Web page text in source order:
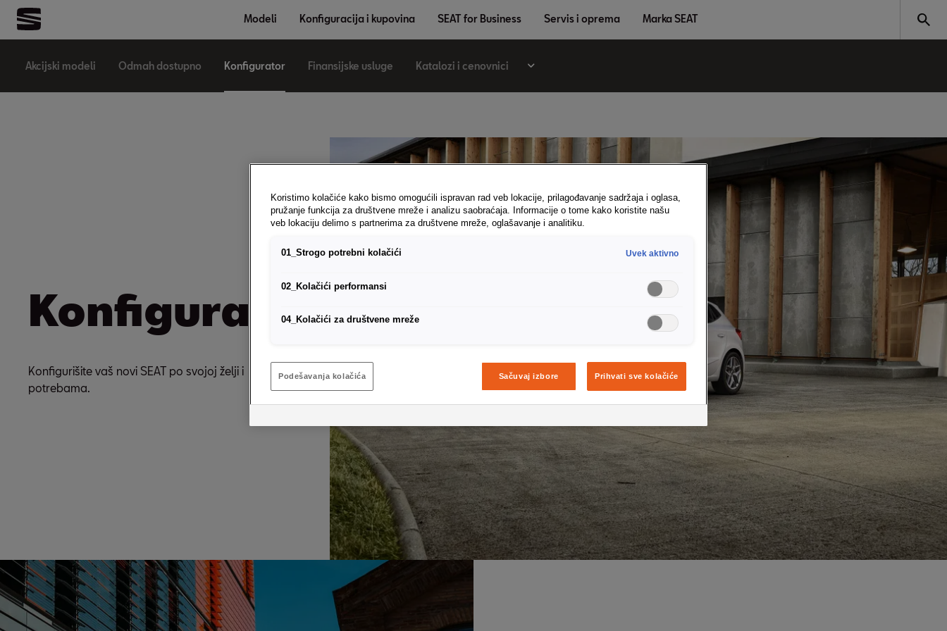
Modeli Konfiguracija i kupovina SEAT for Business Servis i oprema Marka SEAT
Akcijski modeli Odmah dostupno Konfigurator Finansijske usluge Katalozi i cenovnici
Konfigurator
Konfigurišite vaš novi SEAT po svojoj želji i
potrebama.
Koristimo kolačiće kako bismo omogućili ispravan rad veb lokacije, prilagođavanje sadržaja i oglasa,
pružanje funkcija za društvene mreže i analizu saobraćaja. Informacije o tome kako koristite našu
veb lokaciju delimo s partnerima za društvene mreže, oglašavanje i analitiku.
01_Strogo potrebni kolačići Uvek aktivno
02_Kolačići performansi
04_Kolačići za društvene mreže
Podešavanja kolačića Sačuvaj izbore Prihvati sve kolačiće